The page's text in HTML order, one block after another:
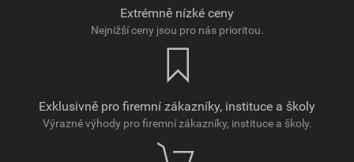
Extrémně nízké ceny
Nejnižší ceny jsou pro nás prioritou.
Exklusivně pro firemní zákazníky, instituce a školy
Výrazné výhody pro firemní zákazníky, instituce a školy.